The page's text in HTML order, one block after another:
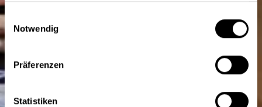
Einwilligungsauswahl
Notwendig
Präferenzen
Statistiken